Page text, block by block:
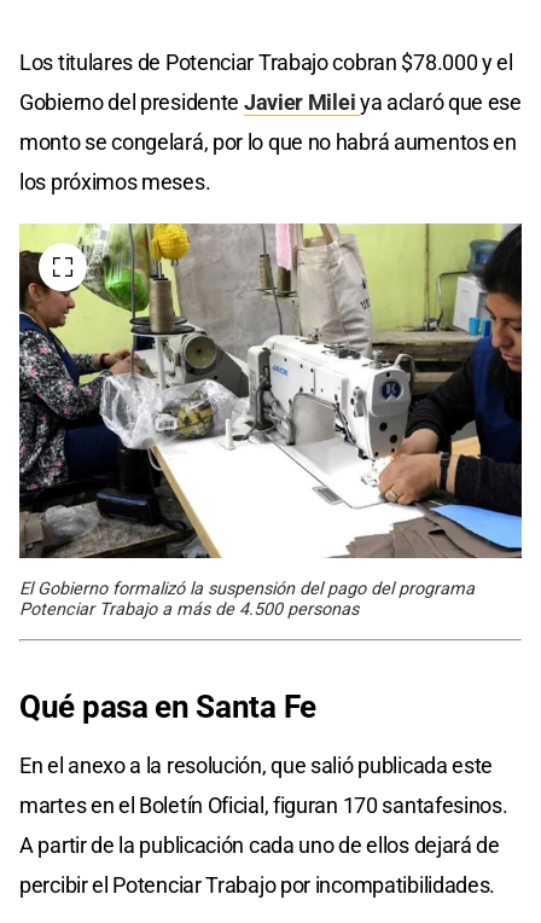
Los titulares de Potenciar Trabajo cobran $78.000 y el
Gobierno del presidente Javier Mileiya aclaró que ese
monto se congelará, por lo que no habrá aumentos en
los próximos meses.
El Gobierno formalizó la suspensión del pago del programa
Potenciar Trabajo a más de 4.500 personas
Qué pasa en Santa Fe
En el anexo a la resolución, que salió publicada este
martes en el Boletín Oficial, figuran 170 santafesinos.
A partir de la publicación cada uno de ellos dejará de
percibir el Potenciar Trabajo por incompatibilidades.